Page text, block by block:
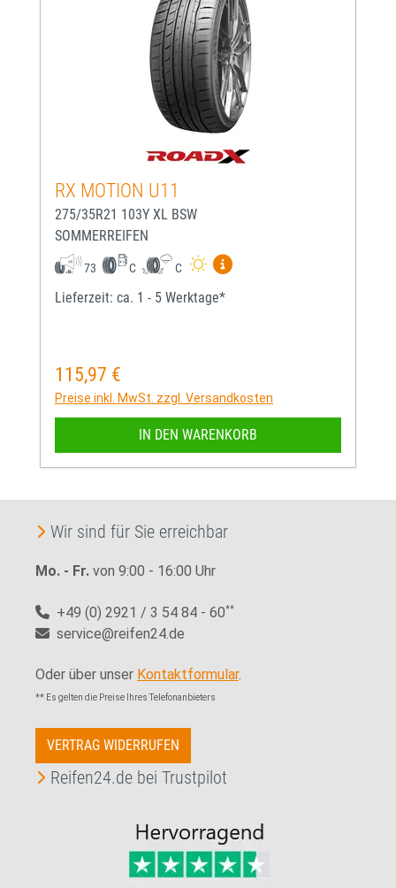
RX MOTION U11
275/35R21 103Y XL BSW
SOMMERREIFEN
73 C C
Mehr Informationen zum
Lieferzeit: ca. 1 - 5 Werktage*
Regulärer Preis:
115,97 €
Preise inkl. MwSt. zzgl. Versandkosten
IN DEN WARENKORB
Wir sind für Sie erreichbar
Mo. - Fr. von 9:00 - 16:00 Uhr
+49 (0) 2921 / 3 54 84 - 60**
service@reifen24.de
Oder über unser Kontaktformular.
** Es gelten die Preise Ihres Telefonanbieters
VERTRAG WIDERRUFEN
Reifen24.de bei Trustpilot